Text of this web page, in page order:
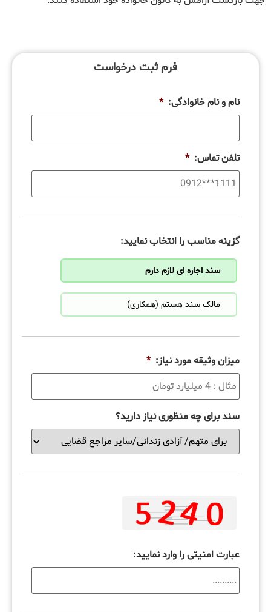
فرم ثبت درخواست
نام و نام خانوادگی: *
تلفن تماس: *
گزینه مناسب را انتخاب نمایید:
سند اجاره ای لازم دارم
مالک سند هستم (همکاری)
میزان وثیقه مورد نیاز: *
سند برای چه منظوری نیاز دارید؟
عبارت امنیتی را وارد نمایید: